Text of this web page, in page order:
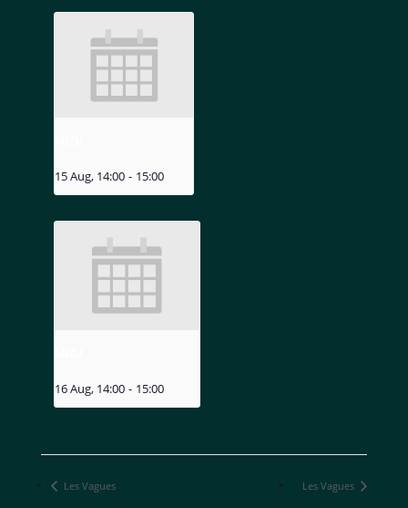
15 Aug, 14:00 - 15:00
16 Aug, 14:00 - 15:00
Les Vagues Les Vagues